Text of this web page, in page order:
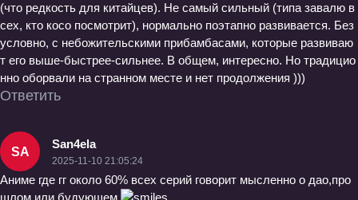
(что редкость для китайцев). Не самый сильный (типа завалю в
сех, кто косо посмотрит), нормально поэтапно развивается. Без
условно, с небожительскими прибамбасами, которые развиваю
т его выше-быстрее-сильнее. В общем, интересно. Но традицио
нно оборвали на странном месте и нет продолжения )))
Ответить
SA
San4ela
2025-11-10 21:05:24
Аниме где гг около 60% всех серий говорит мысленно о дао,про